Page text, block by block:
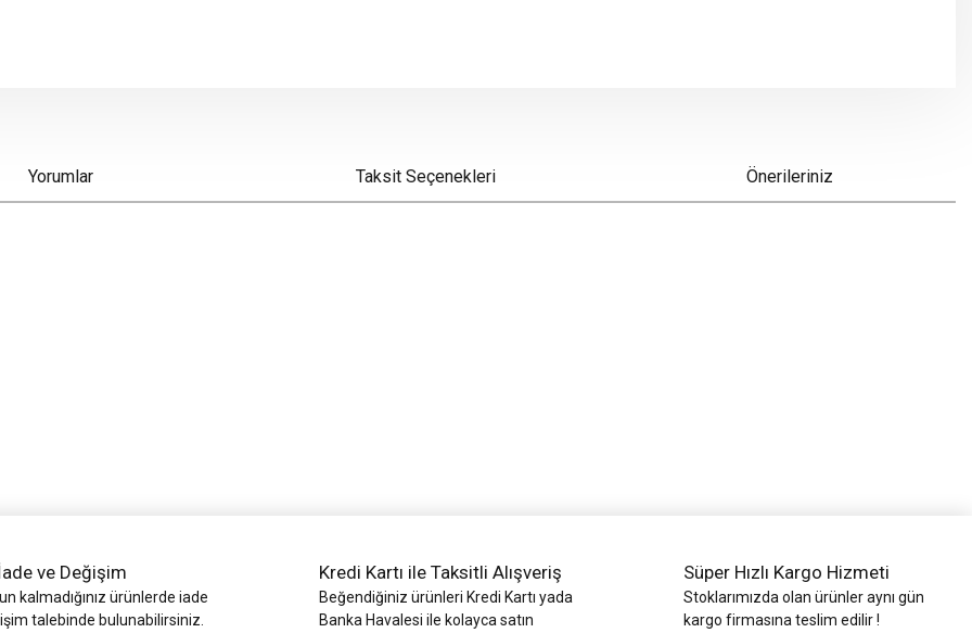
Yorumlar Taksit Seçenekleri Önerileriniz
ve Değişim
kalmadığınız ürünlerde iade
talebinde bulunabilirsiniz.
Kredi Kartı ile Taksitli Alışveriş
Beğendiğiniz ürünleri Kredi Kartı yada
Banka Havalesi ile kolayca satın
Süper Hızlı Kargo Hizmeti
Stoklarımızda olan ürünler aynı gün
kargo firmasına teslim edilir !